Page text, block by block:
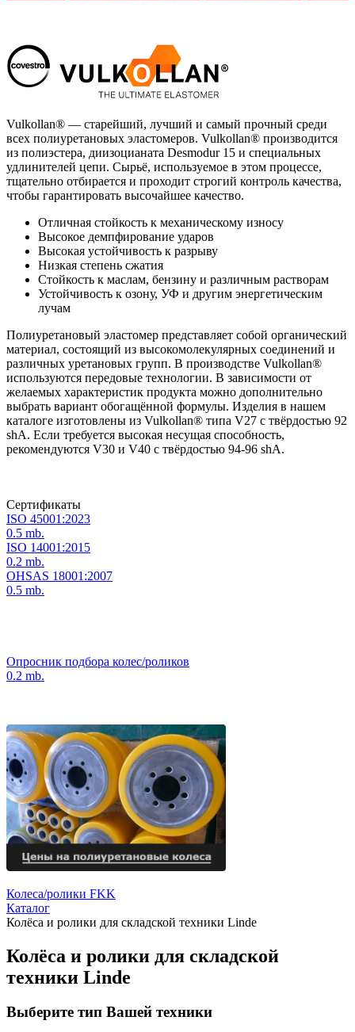
Vulkollan® — старейший, лучший и самый прочный среди
всех полиуретановых эластомеров. Vulkollan® производится
из полиэстера, диизоцианата Desmodur 15 и специальных
удлинителей цепи. Сырьё, используемое в этом процессе,
тщательно отбирается и проходит строгий контроль качества,
чтобы гарантировать высочайшее качество.
Отличная стойкость к механическому износу
Высокое демпфирование ударов
Высокая устойчивость к разрыву
Низкая степень сжатия
Стойкость к маслам, бензину и различным растворам
Устойчивость к озону, УФ и другим энергетическим
лучам
Полиуретановый эластомер представляет собой органический
материал, состоящий из высокомолекулярных соединений и
различных уретановых групп. В производстве Vulkollan®
используются передовые технологии. В зависимости от
желаемых характеристик продукта можно дополнительно
выбрать вариант обогащённой формулы. Изделия в нашем
каталоге изготовлены из Vulkollan® типа V27 с твёрдостью 92
shA. Если требуется высокая несущая способность,
рекомендуются V30 и V40 с твёрдостью 94-96 shA.
Сертификаты
ISO 45001:2023
0.5 mb.
ISO 14001:2015
0.2 mb.
OHSAS 18001:2007
0.5 mb.
Опросник подбора колес/роликов
0.2 mb.
Колеса/ролики FKK
Каталог
Колёса и ролики для складской техники Linde
Колёса и ролики для складской
техники Linde
Выберите тип Вашей техники